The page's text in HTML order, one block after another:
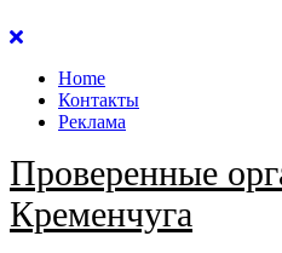
Перейти
содержанию
Home
Контакты
Реклама
Проверенные
Кременчуга